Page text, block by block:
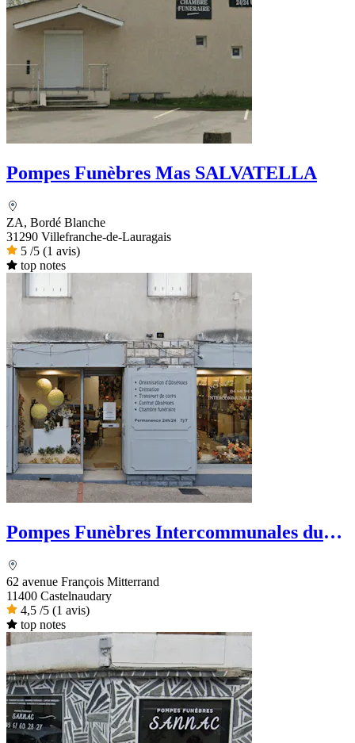
Pompes Funèbres Mas SALVATELLA
ZA, Bordé Blanche
31290 Villefranche-de-Lauragais
5 /5 (1 avis)
top notes
Pompes Funèbres Intercommunales du
62 avenue François Mitterrand
11400 Castelnaudary
4,5 /5 (1 avis)
top notes